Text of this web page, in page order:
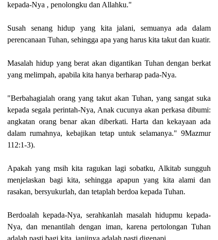
kepada-Nya , penolongku dan Allahku."
Susah senang hidup yang kita jalani, semuanya ada dalam
perencanaan Tuhan, sehingga apa yang harus kita takut dan kuatir.
Masalah hidup yang berat akan digantikan Tuhan dengan berkat
yang melimpah, apabila kita hanya berharap pada-Nya.
"Berbahagialah orang yang takut akan Tuhan, yang sangat suka
kepada segala perintah-Nya, Anak cucunya akan perkasa dibumi:
angkatan orang benar akan diberkati. Harta dan kekayaan ada
dalam rumahnya, kebajikan tetap untuk selamanya." 9Mazmur
112:1-3).
Apakah yang msih kita ragukan lagi sobatku, Alkitab sungguh
menjelaskan bagi kita, sehingga apapun yang kita alami dan
rasakan, bersyukurlah, dan tetaplah berdoa kepada Tuhan.
Berdoalah kepada-Nya, serahkanlah masalah hidupmu kepada-
Nya, dan menantilah dengan iman, karena pertolongan Tuhan